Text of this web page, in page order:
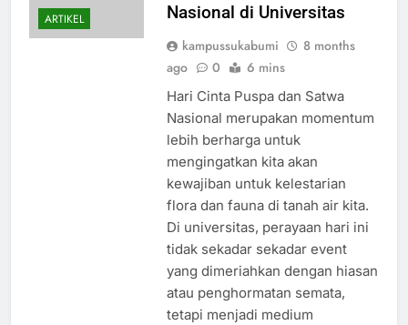
ARTIKEL
Nasional di Universitas
kampussukabumi
8 months
ago
0 6 mins
Hari Cinta Puspa dan Satwa
Nasional merupakan momentum
lebih berharga untuk
mengingatkan kita akan
kewajiban untuk kelestarian
flora dan fauna di tanah air kita.
Di universitas, perayaan hari ini
tidak sekadar sekadar event
yang dimeriahkan dengan hiasan
atau penghormatan semata,
tetapi menjadi medium